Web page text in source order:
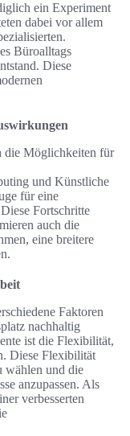
ein Experiment
dabei vor allem
Büroalltags
Diese
die Möglichkeiten für
und Künstliche
für eine
Fortschritte
auch die
eine breitere
Faktoren
nachhaltig
ist die Flexibilität,
Diese Flexibilität
wählen und die
anzupassen. Als
verbesserten